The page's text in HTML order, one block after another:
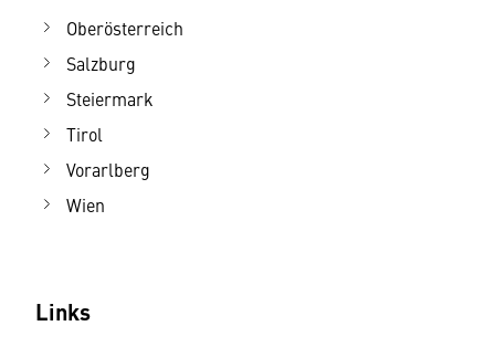
Oberösterreich
Salzburg
Steiermark
Tirol
Vorarlberg
Wien
Links